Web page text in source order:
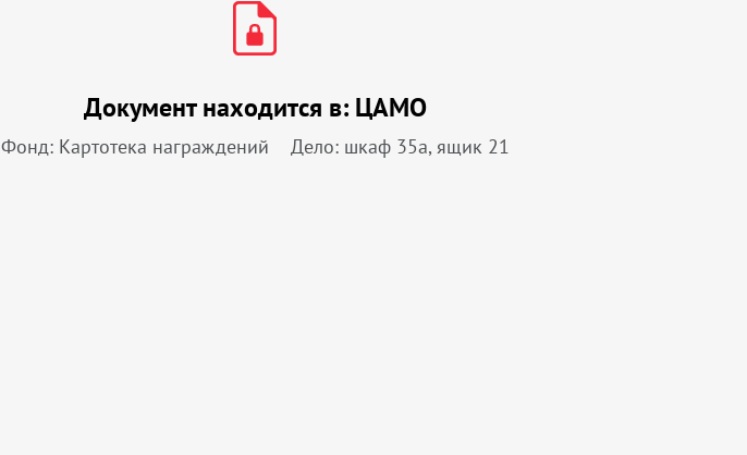
Документ находится в: ЦАМО
Фонд: Картотека награждений Дело: шкаф 35а, ящик 21